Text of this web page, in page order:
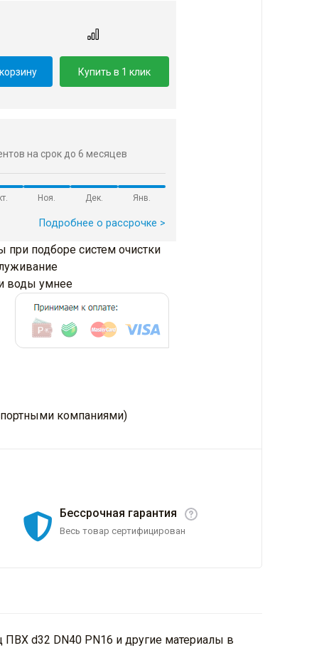
Купить в 1 клик
на срок до 6 месяцев
Ноя. Дек. Янв.
Подробнее о рассрочке >
при подборе систем очистки
воды умнее
компаниями)
Бессрочная гарантия
Весь товар сертифицирован
d32 DN40 PN16 и другие материалы в